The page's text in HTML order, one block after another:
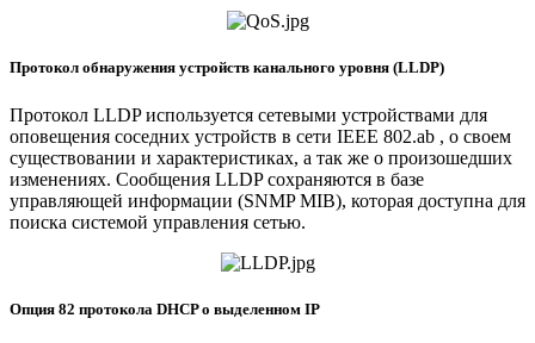
Протокол обнаружения устройств канального уровня (LLDP)
Протокол LLDP используется сетевыми устройствами для
оповещения соседних устройств в сети IEEE 802.ab , о своем
существовании и характеристиках, а так же о произошедших
изменениях. Сообщения LLDP сохраняются в базе
управляющей информации (SNMP MIB), которая доступна для
поиска системой управления сетью.
Опция 82 протокола DHCP о выделенном IP